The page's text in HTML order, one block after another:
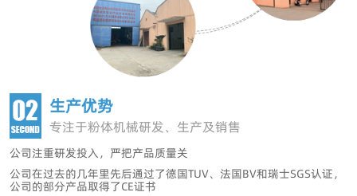
生产优势
专注于粉体机械研发、生产及销售
公司注重研发投入，严把产品质量关
公司在过去的几年里先后通过了德国TUV、法国BV和瑞士SGS认证，
公司的部分产品取得了CE证书